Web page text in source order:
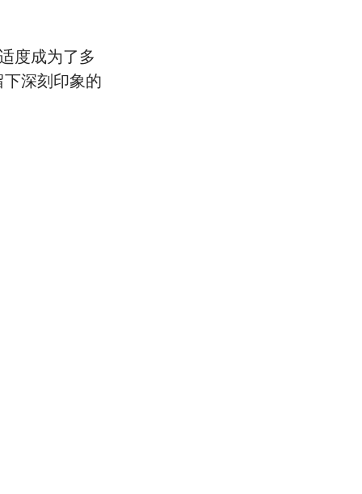
度成为了多
深刻印象的